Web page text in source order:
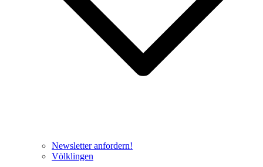
Newsletter anfordern!
Völklingen